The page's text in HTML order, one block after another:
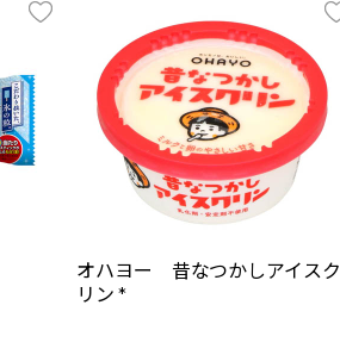
オハヨー 昔なつかしアイスク
リン *